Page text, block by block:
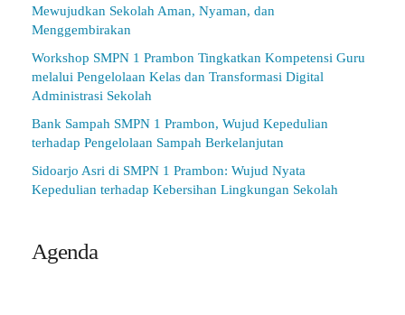
Mewujudkan Sekolah Aman, Nyaman, dan
Menggembirakan
Workshop SMPN 1 Prambon Tingkatkan Kompetensi Guru
melalui Pengelolaan Kelas dan Transformasi Digital
Administrasi Sekolah
Bank Sampah SMPN 1 Prambon, Wujud Kepedulian
terhadap Pengelolaan Sampah Berkelanjutan
Sidoarjo Asri di SMPN 1 Prambon: Wujud Nyata
Kepedulian terhadap Kebersihan Lingkungan Sekolah
Agenda